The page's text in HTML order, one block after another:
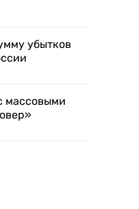
убытков
массовыми